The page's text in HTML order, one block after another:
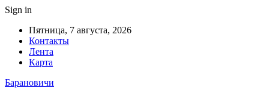
Sign in
Пятница, 7 августа, 2026
Контакты
Лента
Карта
Барановичи